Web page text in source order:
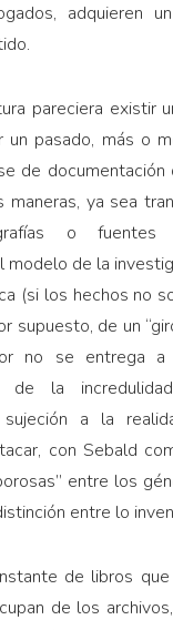
adquieren
pareciera existir
un pasado, más o
de documentación
maneras, ya sea
o fuentes
modelo de la
(si los hechos no
supuesto, de un
no se entrega a
de la
sujeción a la
con Sebald
entre los
entre lo
de libros
de los